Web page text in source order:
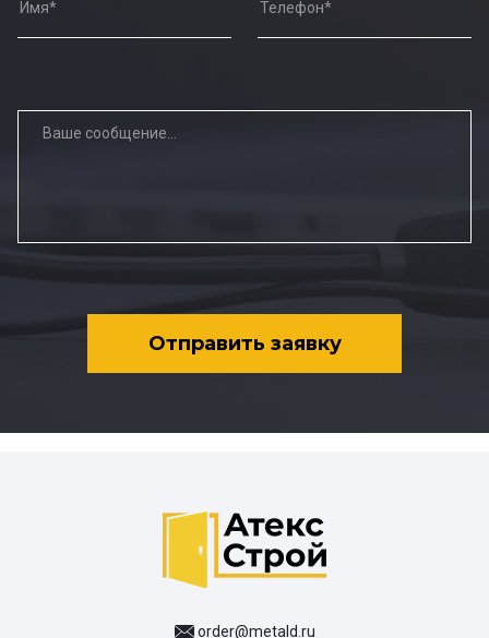
Отправить заявку
order@metald.ru